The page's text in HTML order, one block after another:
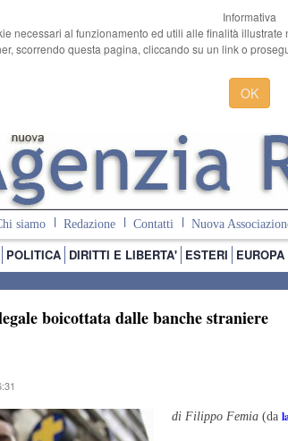
Informativa
necessari al funzionamento ed utili alle finalità
scorrendo questa pagina, cliccando su un link o
OK
siamo Redazione Contatti Nuova
POLITICA DIRITTI E LIBERTA' ESTERI EUROPA
boicottata dalle banche straniere
di Filippo Femia (da